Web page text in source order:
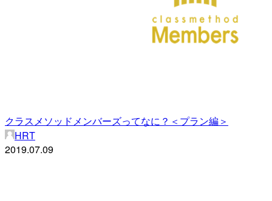
クラスメソッドメンバーズってなに？＜プラン編＞
HRT
2019.07.09